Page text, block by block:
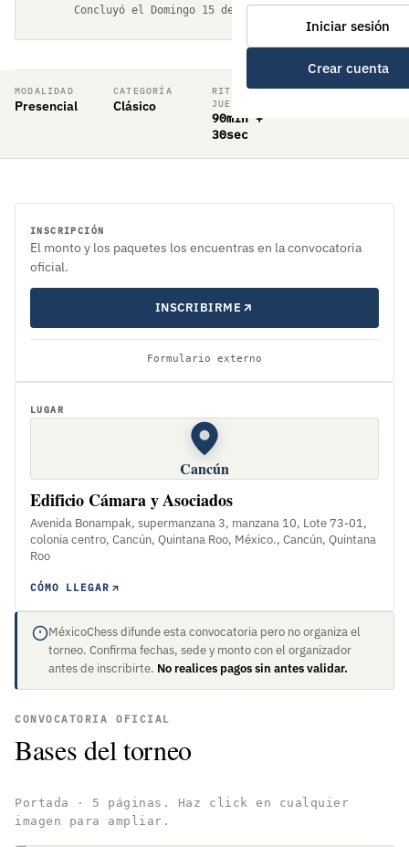
Iniciar sesión
Crear cuenta
Concluyó el Domingo 15 de octubre de 2023
MODALIDAD
Presencial
CATEGORÍA
Clásico
RITMO DE
JUEGO
90min +
30sec
VALIDEZ
MéxicoChess difunde esta convocatoria pero no organiza el
torneo. Confirma fechas, sede y monto con el organizador
antes de inscribirte. No realices pagos sin antes validar.
CONVOCATORIA OFICIAL
Bases del torneo
Portada · 5 páginas. Haz click en cualquier
imagen para ampliar.
INSCRIPCIÓN
El monto y los paquetes los encuentras en la convocatoria
oficial.
INSCRIBIRME
Formulario externo
LUGAR
Cancún
Edificio Cámara y Asociados
Avenida Bonampak, supermanzana 3, manzana 10, Lote 73-01,
colonia centro, Cancún, Quintana Roo, México., Cancún, Quintana
Roo
CÓMO LLEGAR